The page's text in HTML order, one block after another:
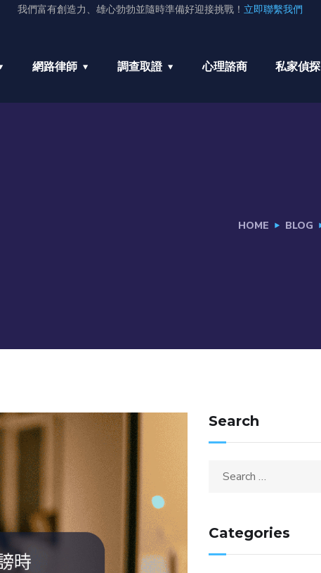
我們富有創造力、雄心勃勃並隨時準備好迎接挑戰！ 立即聯繫我們
網路律師 調查取證 心理諮商 私家偵探
HOME BLOG
Search
Categories